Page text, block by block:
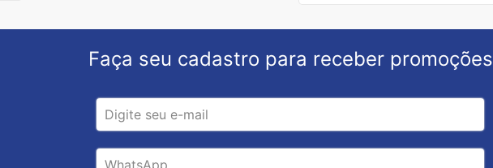
Faça seu cadastro para receber promoções